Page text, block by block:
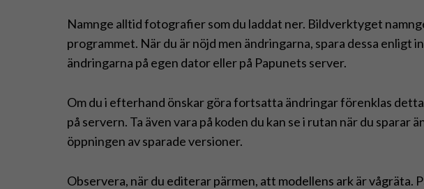
Namnge alltid fotografier som du laddat ner. Bildverktyget
programmet. När du är nöjd men ändringarna, spara dessa enligt
ändringarna på egen dator eller på Papunets server.
Om du i efterhand önskar göra fortsatta ändringar förenklas
på servern. Ta även vara på koden du kan se i rutan när du sparar
öppningen av sparade versioner.
Observera, när du editerar pärmen, att modellens ark är vågräta.